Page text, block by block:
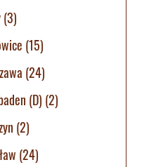
(3)
(15)
(24)
(D) (2)
(2)
(24)